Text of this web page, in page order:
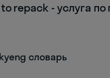
repack - услуга по
словарь